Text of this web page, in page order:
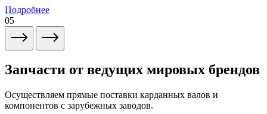
Подробнее
05
Запчасти от ведущих мировых брендов
Осуществляем прямые поставки карданных валов и
компонентов с зарубежных заводов.